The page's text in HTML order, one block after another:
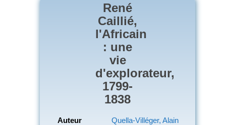
René
Caillié,
l'Africain
: une
vie
d'explorateur,
1799-
1838
Auteur Quella-Villéger, Alain